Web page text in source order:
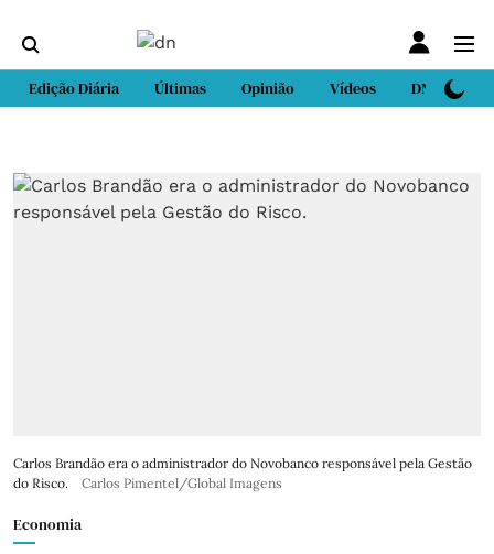
Edição Diária Últimas Opinião Vídeos DN Sport
Carlos Brandão era o administrador do Novobanco responsável pela Gestão
do Risco.
Carlos Pimentel/Global Imagens
Economia